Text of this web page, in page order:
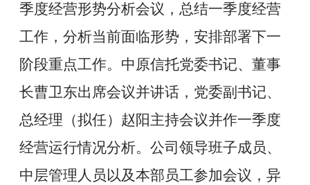
季度经营形势分析会议，总结一季度经营
工作，分析当前面临形势，安排部署下一
阶段重点工作。中原信托党委书记、董事
长曹卫东出席会议并讲话，党委副书记、
总经理（拟任）赵阳主持会议并作一季度
经营运行情况分析。公司领导班子成员、
中层管理人员以及本部员工参加会议，异